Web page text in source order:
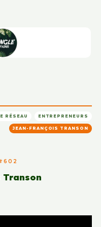
RÉSEAU ENTREPRENEURS
JEAN-FRANÇOIS TRANSON
Transon